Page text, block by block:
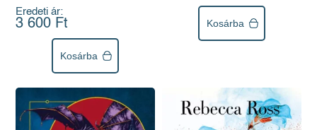
Eredeti ár:
3 600 Ft
Kosárba
Kosárba